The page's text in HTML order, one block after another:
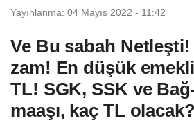
Yayınlanma: 04 Mayıs 2022 - 11:42
Ve Bu sabah
zam! En düşük emekli
TL! SGK, SSK ve
maaşı, kaç TL olacak?